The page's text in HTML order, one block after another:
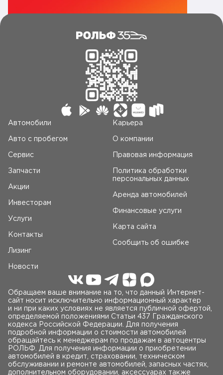
Автомобили
Авто c пробегом
Сервис
Запчасти
Акции
Инвесторам
Услуги
Контакты
Лизинг
Новости
Карьера
О компании
Правовая информация
Политика обработки
персональных данных
Аренда автомобилей
Финансовые услуги
Карта сайта
Сообщить об ошибке
Обращаем ваше внимание на то, что данный Интернет-
сайт носит исключительно информационный характер
и ни при каких условиях не является публичной офертой,
определяемой положениями Статьи 437 Гражданского
кодекса Российской Федерации. Для получения
подробной информации о стоимости автомобилей
обращайтесь к менеджерам по продажам в автоцентры
РОЛЬФ. Для получения информации о приобретении
автомобилей в кредит, страховании, техническом
обслуживании и ремонте автомобилей, запасных частях,
дополнительном оборудовании, аксессуарах также